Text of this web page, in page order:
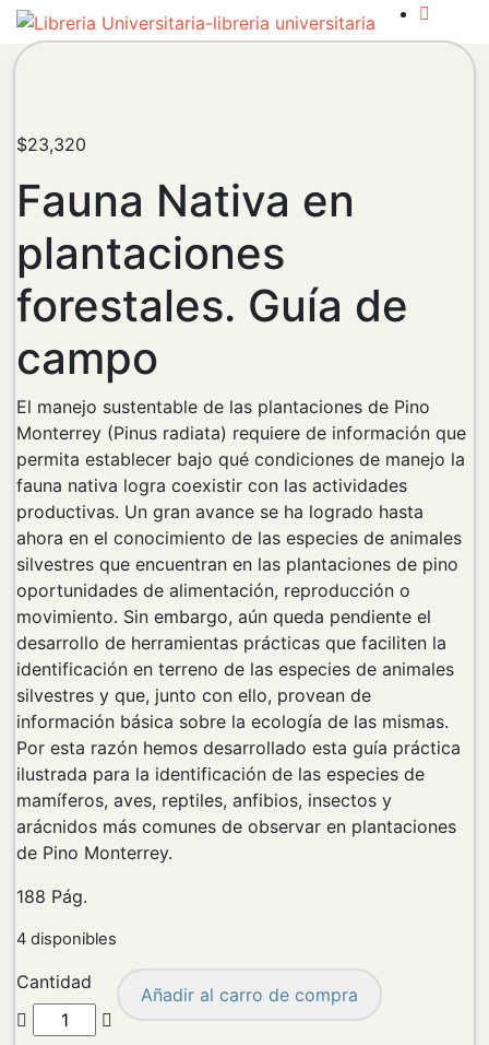
$23,320
Fauna Nativa en
plantaciones
forestales. Guía de
campo
El manejo sustentable de las plantaciones de Pino
Monterrey (Pinus radiata) requiere de información que
permita establecer bajo qué condiciones de manejo la
fauna nativa logra coexistir con las actividades
productivas. Un gran avance se ha logrado hasta
ahora en el conocimiento de las especies de animales
silvestres que encuentran en las plantaciones de pino
oportunidades de alimentación, reproducción o
movimiento. Sin embargo, aún queda pendiente el
desarrollo de herramientas prácticas que faciliten la
identificación en terreno de las especies de animales
silvestres y que, junto con ello, provean de
información básica sobre la ecología de las mismas.
Por esta razón hemos desarrollado esta guía práctica
ilustrada para la identificación de las especies de
mamíferos, aves, reptiles, anfibios, insectos y
arácnidos más comunes de observar en plantaciones
de Pino Monterrey.
188 Pág.
4 disponibles
Cantidad
Añadir al carro de compra